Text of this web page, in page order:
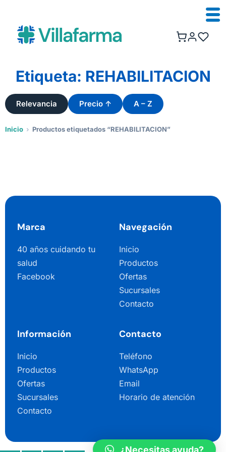
Etiqueta: REHABILITACION
Relevancia Precio ↑ A – Z
Inicio › Productos etiquetados “REHABILITACION”
Marca
40 años cuidando tu
salud
Facebook
Navegación
Inicio
Productos
Ofertas
Sucursales
Contacto
Información
Inicio
Productos
Ofertas
Sucursales
Contacto
Contacto
Teléfono
WhatsApp
Email
Horario de atención
¿Necesitas ayuda?